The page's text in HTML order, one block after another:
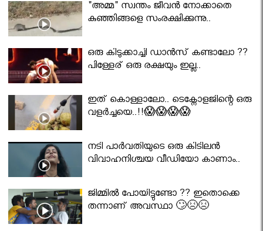
"അമ്മ" സ്വന്തം ജീവൻ നോക്കാതെ
കുഞ്ഞിങ്ങളെ സംരക്ഷിക്കുന്നു..
ഒരു കിടുക്കാച്ചി ഡാൻസ് കണ്ടാലോ ??
പിള്ളേര് ഒരു രക്ഷയും ഇല്ല..
ഇത് കൊള്ളാലോ.. ടെക്നോളജിന്റെ ഒരു
വളർച്ചയെ..!!😱😱😱😱
നടി പാർവതിയുടെ ഒരു കിടിലൻ
വിവാഹനിശ്ചയ വീഡിയോ കാണാം..
ജിമ്മിൽ പോയിട്ടുണ്ടോ ?? ഇതൊക്കെ
തന്നാണ് അവസ്ഥാ 🙄😣😣